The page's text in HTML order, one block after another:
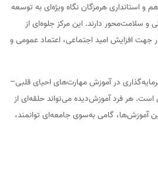
و استانداری هرمزگان نگاه ویژه‌ای به توسعه
سلامت‌محور دارند. این مرکز جلوه‌ای از
افزایش امید اجتماعی، اعتماد عمومی و
در آموزش مهارت‌های احیای قلبی–
است. هر فرد آموزش‌دیده می‌تواند حلقه‌ای از
آموزش‌ها، گامی به‌سوی جامعه‌ای توانمند،